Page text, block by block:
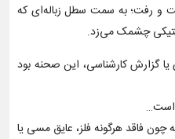
و رفت؛ به سمت سطل زباله‌ای که
چشمک می‌زد.
گزارش کارشناسی، این صحنه بود
است…
فاقد هرگونه فلز، عایق مسی یا